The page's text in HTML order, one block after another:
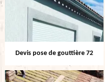
Devis pose de gouttière 72